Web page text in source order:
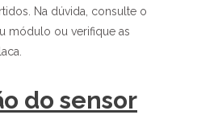
Na dúvida, consulte o
módulo ou verifique as
do sensor